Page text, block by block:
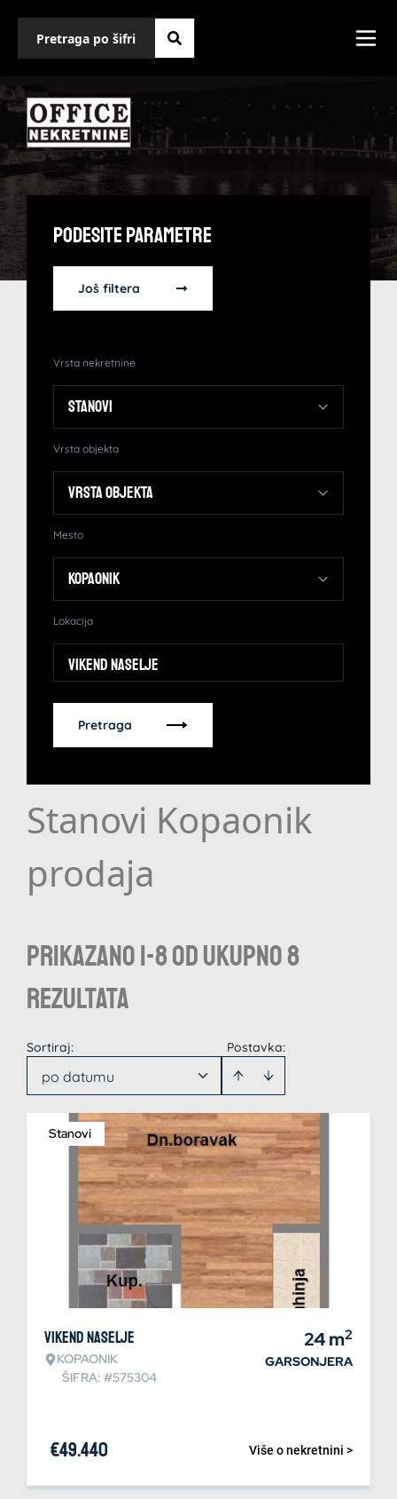
Podesite Parametre
Još filtera
Vrsta nekretnine
Vrsta objekta
Mesto
Lokacija
Vikend naselje
Pretraga
Stanovi Kopaonik
prodaja
Prikazano 1-8 od ukupno 8
rezultata
Postavka:
Sortiraj:
po datumu
Stanovi
Vikend naselje
KOPAONIK
ŠIFRA: #575304
24m2
GARSONJERA
Više o nekretnini >
€49.440